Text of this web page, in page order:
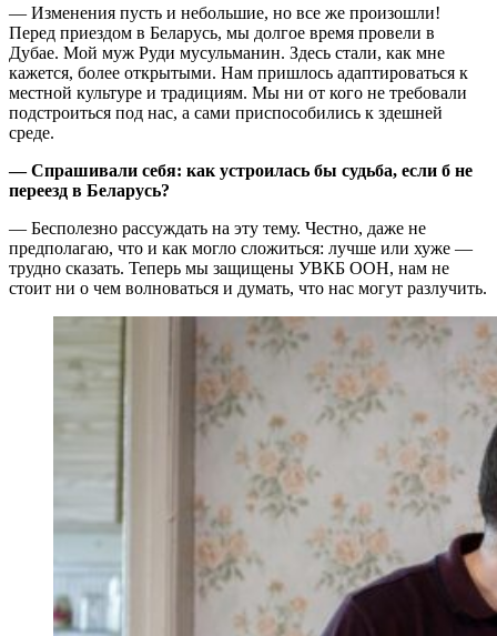
— Изменения пусть и небольшие, но все же произошли!
Перед приездом в Беларусь, мы долгое время провели в
Дубае. Мой муж Руди мусульманин. Здесь стали, как мне
кажется, более открытыми. Нам пришлось адаптироваться к
местной культуре и традициям. Мы ни от кого не требовали
подстроиться под нас, а сами приспособились к здешней
среде.
— Спрашивали себя: как устроилась бы судьба, если б не
переезд в Беларусь?
— Бесполезно рассуждать на эту тему. Честно, даже не
предполагаю, что и как могло сложиться: лучше или хуже —
трудно сказать. Теперь мы защищены УВКБ ООН, нам не
стоит ни о чем волноваться и думать, что нас могут разлучить.